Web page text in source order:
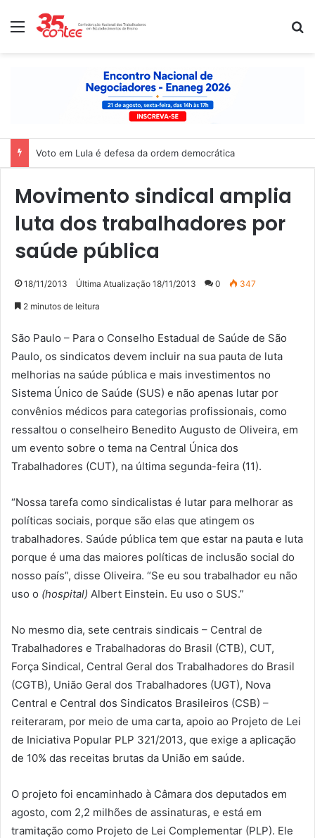
Menu
Voto em Lula é defesa da ordem democrática
Movimento sindical amplia
luta dos trabalhadores por
saúde pública
18/11/2013 Última Atualização 18/11/2013 0 347
2 minutos de leitura
São Paulo – Para o Conselho Estadual de Saúde de São
Paulo, os sindicatos devem incluir na sua pauta de luta
melhorias na saúde pública e mais investimentos no
Sistema Único de Saúde (SUS) e não apenas lutar por
convênios médicos para categorias profissionais, como
ressaltou o conselheiro Benedito Augusto de Oliveira, em
um evento sobre o tema na Central Única dos
Trabalhadores (CUT), na última segunda-feira (11).
“Nossa tarefa como sindicalistas é lutar para melhorar as
políticas sociais, porque são elas que atingem os
trabalhadores. Saúde pública tem que estar na pauta e luta
porque é uma das maiores políticas de inclusão social do
nosso país”, disse Oliveira. “Se eu sou trabalhador eu não
uso o (hospital) Albert Einstein. Eu uso o SUS.”
No mesmo dia, sete centrais sindicais – Central de
Trabalhadores e Trabalhadoras do Brasil (CTB), CUT,
Força Sindical, Central Geral dos Trabalhadores do Brasil
(CGTB), União Geral dos Trabalhadores (UGT), Nova
Central e Central dos Sindicatos Brasileiros (CSB) –
reiteraram, por meio de uma carta, apoio ao Projeto de Lei
de Iniciativa Popular PLP 321/2013, que exige a aplicação
de 10% das receitas brutas da União em saúde.
O projeto foi encaminhado à Câmara dos deputados em
agosto, com 2,2 milhões de assinaturas, e está em
tramitação como Projeto de Lei Complementar (PLP). Ele